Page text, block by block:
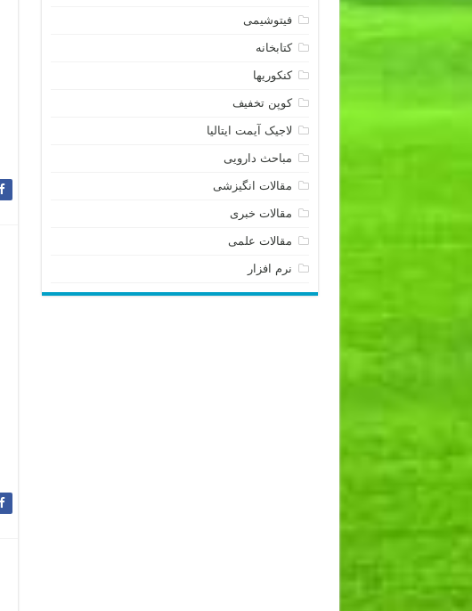
فیتوشیمی
کتابخانه
کنکوریها
کوپن تخفیف
لاجیک آیمت ایتالیا
مباحث دارویی
مقالات انگیزشی
مقالات خبری
مقالات علمی
نرم افزار